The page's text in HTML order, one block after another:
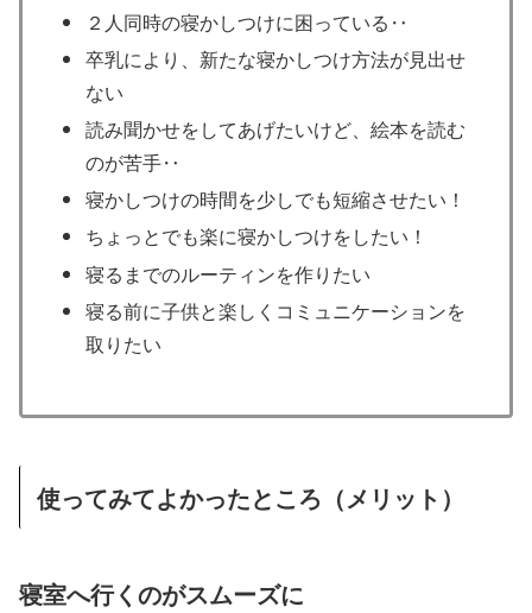
２人同時の寝かしつけに困っている‥
卒乳により、新たな寝かしつけ方法が見出せ
ない
読み聞かせをしてあげたいけど、絵本を読む
のが苦手‥
寝かしつけの時間を少しでも短縮させたい！
ちょっとでも楽に寝かしつけをしたい！
寝るまでのルーティンを作りたい
寝る前に子供と楽しくコミュニケーションを
取りたい
使ってみてよかったところ（メリット）
寝室へ行くのがスムーズに